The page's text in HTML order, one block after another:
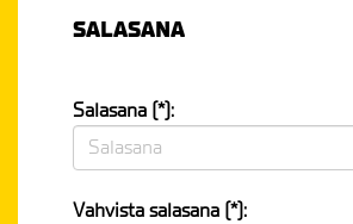
SALASANA
Salasana (*):
Vahvista salasana (*):